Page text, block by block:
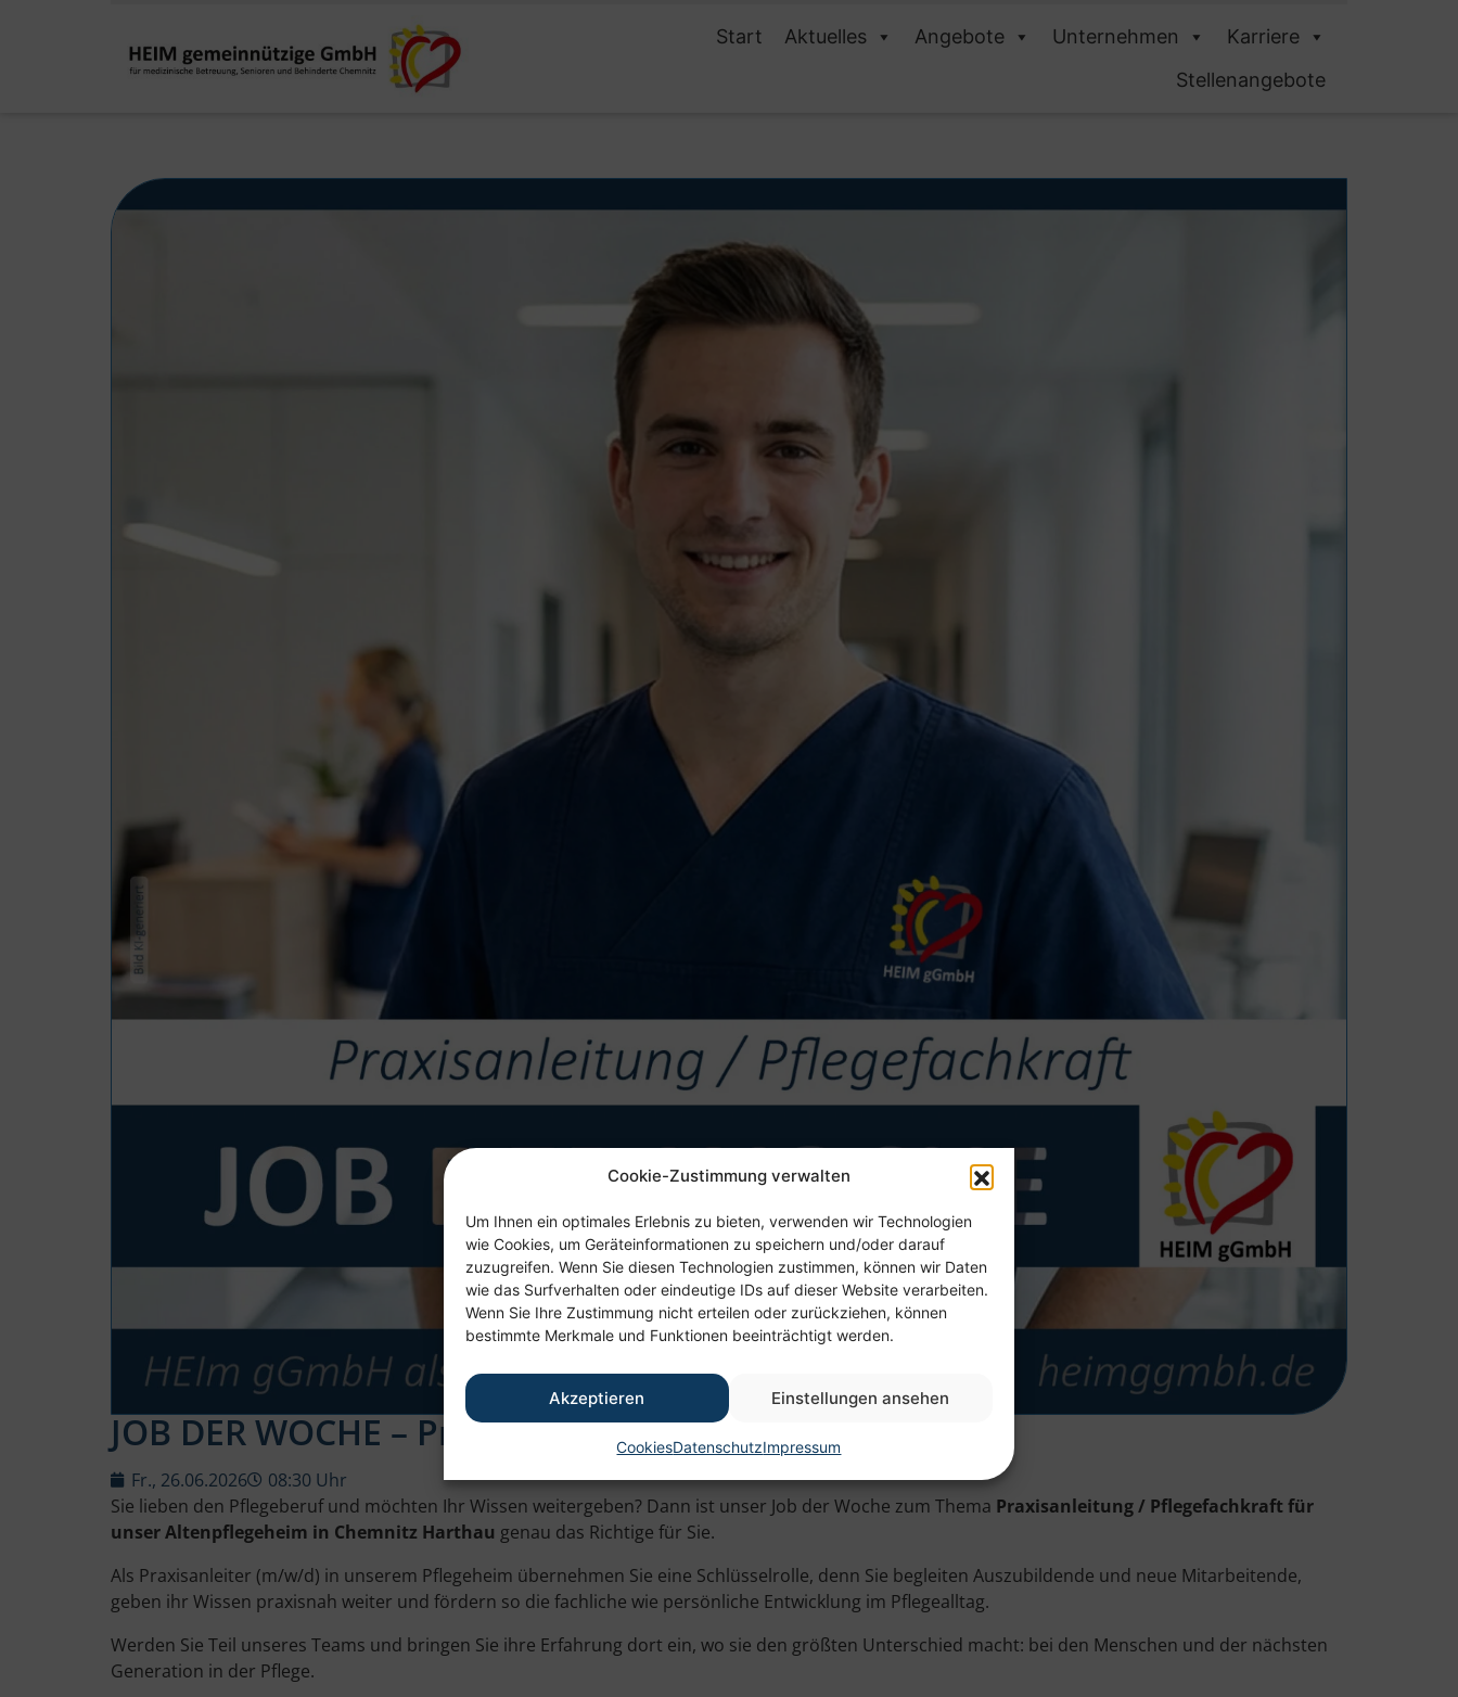
Cookie-Zustimmung verwalten
Um Ihnen ein optimales Erlebnis zu bieten, verwenden wir Technologien
wie Cookies, um Geräteinformationen zu speichern und/oder darauf
zuzugreifen. Wenn Sie diesen Technologien zustimmen, können wir Daten
wie das Surfverhalten oder eindeutige IDs auf dieser Website verarbeiten.
Wenn Sie Ihre Zustimmung nicht erteilen oder zurückziehen, können
bestimmte Merkmale und Funktionen beeinträchtigt werden.
Akzeptieren Einstellungen ansehen
CookiesDatenschutzImpressum
Start Aktuelles Angebote Unternehmen
Karriere
Stellenangebote
JOB DER WOCHE – Praxisan­leitung / Pflegefachkraft
Fr., 26.06.2026
08:30 Uhr
Sie lieben den Pflegeberuf und möchten Ihr Wissen weitergeben? Dann ist unser Job der Woche zum Thema Praxisan­leitung / Pflegefachkraft für
unser Altenpflegeheim in Chemnitz Harthau genau das Richtige für Sie.
Als Praxisanleiter (m/w/d) in unserem Pflegeheim übernehmen Sie eine Schlüsselrolle, denn Sie begleiten Auszubildende und neue Mitarbeitende,
geben ihr Wissen praxisnah weiter und fördern so die fachliche wie persönliche Entwicklung im Pflegealltag.
Werden Sie Teil unseres Teams und bringen Sie ihre Erfahrung dort ein, wo sie den größten Unterschied macht: bei den Menschen und der nächsten
Generation in der Pflege.